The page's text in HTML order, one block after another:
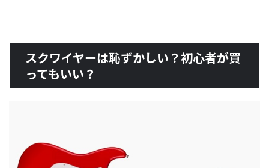
スクワイヤーは恥ずかしい？初心者が買
ってもいい？